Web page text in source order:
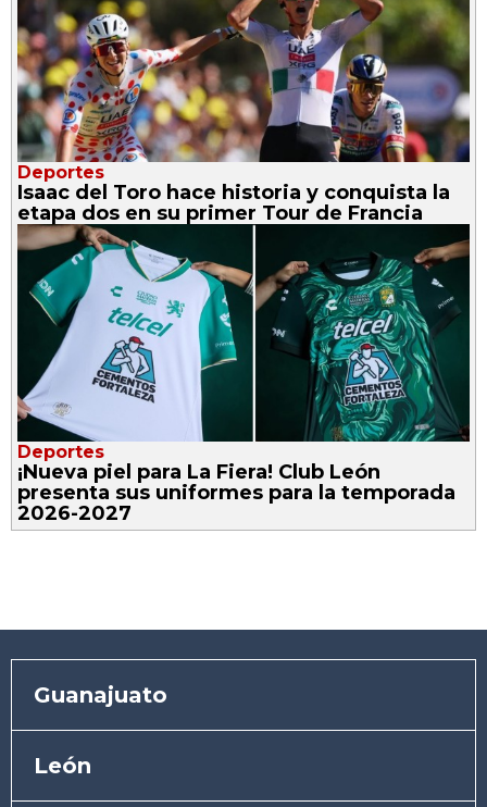
Deportes
Isaac del Toro hace historia y conquista la
etapa dos en su primer Tour de Francia
Deportes
¡Nueva piel para La Fiera! Club León
presenta sus uniformes para la temporada
2026-2027
Guanajuato
León